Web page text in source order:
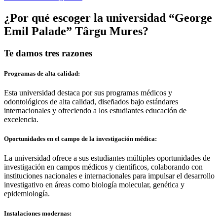
¿Por qué escoger la universidad “George
Emil Palade” Târgu Mures?
Te damos tres razones
Programas de alta calidad:
Esta universidad destaca por sus programas médicos y
odontológicos de alta calidad, diseñados bajo estándares
internacionales y ofreciendo a los estudiantes educación de
excelencia.
Oportunidades en el campo de la investigación médica:
La universidad ofrece a sus estudiantes múltiples oportunidades de
investigación en campos médicos y científicos, colaborando con
instituciones nacionales e internacionales para impulsar el desarrollo
investigativo en áreas como biología molecular, genética y
epidemiología.
Instalaciones modernas: